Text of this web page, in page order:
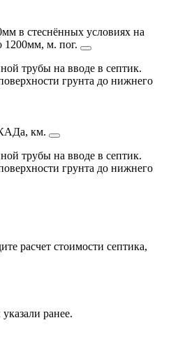
в стеснённых условиях на
1200мм, м. пог.
трубы на вводе в септик.
грунта до нижнего
км.
трубы на вводе в септик.
грунта до нижнего
расчет стоимости септика,
ранее.